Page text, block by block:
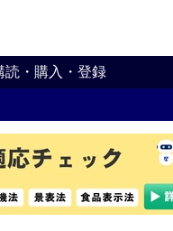
読・購入・登録